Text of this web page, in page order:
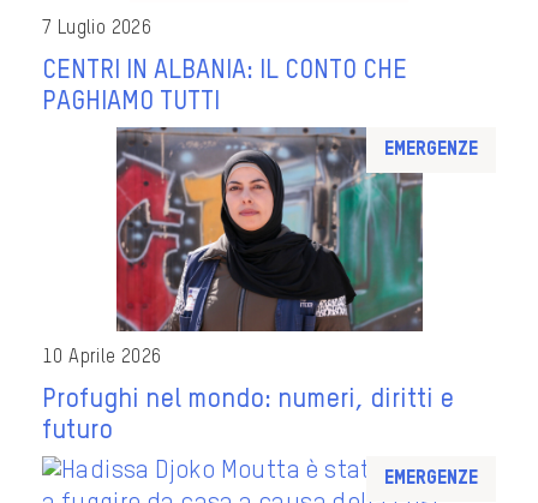
7 Luglio 2026
CENTRI IN ALBANIA: IL CONTO CHE
PAGHIAMO TUTTI
Emergenze
10 Aprile 2026
Profughi nel mondo: numeri, diritti e
futuro
Emergenze